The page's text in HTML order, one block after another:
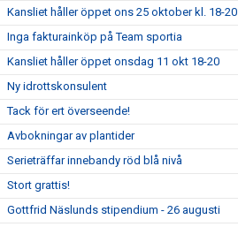
Kansliet håller öppet ons 25 oktober kl. 18-20
Inga fakturainköp på Team sportia
Kansliet håller öppet onsdag 11 okt 18-20
Ny idrottskonsulent
Tack för ert överseende!
Avbokningar av plantider
Serieträffar innebandy röd blå nivå
Stort grattis!
Gottfrid Näslunds stipendium - 26 augusti